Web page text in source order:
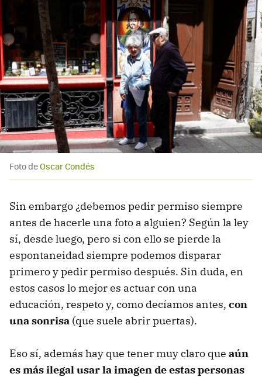
Foto deOscar Condés
Sin embargo ¿debemos pedir permiso siempre
antes de hacerle una foto a alguien? Según la ley
sí, desde luego, pero si con ello se pierde la
espontaneidad siempre podemos disparar
primero y pedir permiso después. Sin duda, en
estos casos lo mejor es actuar con una
educación, respeto y, como decíamos antes, con
una sonrisa (que suele abrir puertas).
Eso sí, además hay que tener muy claro que aún
es más ilegal usar la imagen de estas personas